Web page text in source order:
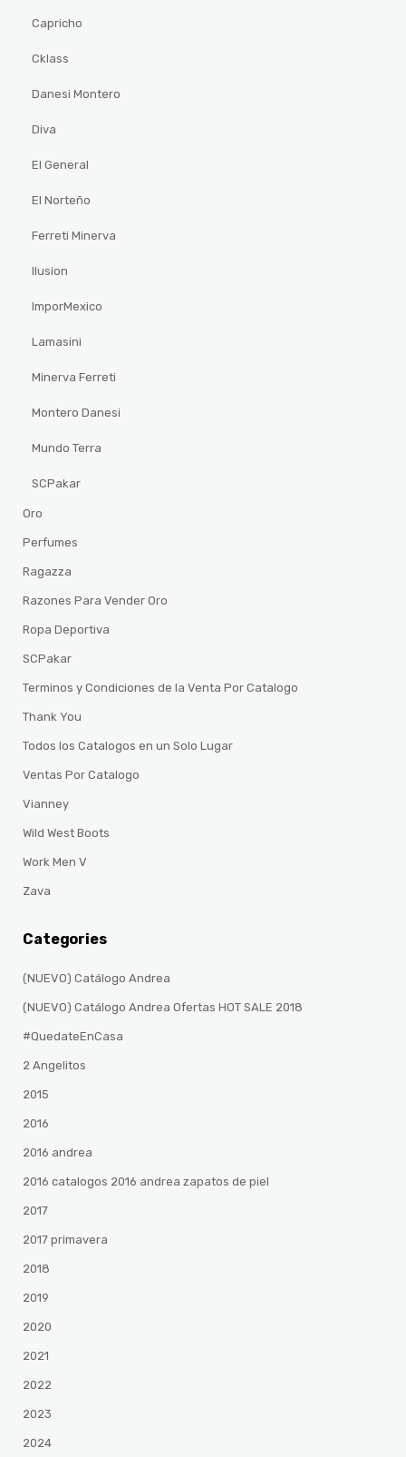
Capricho
Cklass
Danesi Montero
Diva
El General
El Norteño
Ferreti Minerva
Ilusion
ImporMexico
Lamasini
Minerva Ferreti
Montero Danesi
Mundo Terra
SCPakar
Oro
Perfumes
Ragazza
Razones Para Vender Oro
Ropa Deportiva
SCPakar
Terminos y Condiciones de la Venta Por Catalogo
Thank You
Todos los Catalogos en un Solo Lugar
Ventas Por Catalogo
Vianney
Wild West Boots
Work Men V
Zava
Categories
(NUEVO) Catálogo Andrea
(NUEVO) Catálogo Andrea Ofertas HOT SALE 2018
#QuedateEnCasa
2 Angelitos
2015
2016
2016 andrea
2016 catalogos 2016 andrea zapatos de piel
2017
2017 primavera
2018
2019
2020
2021
2022
2023
2024